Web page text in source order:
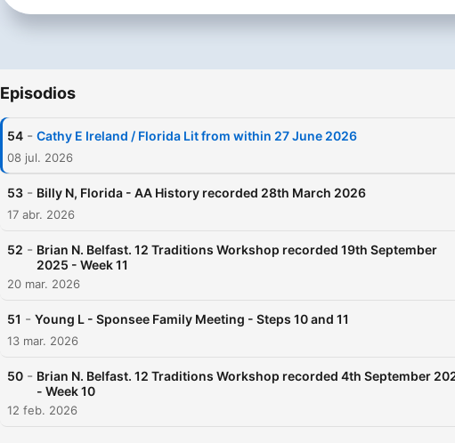
what we are like now.
If you are looking for a
you the willingness to reach
experiences...
Episodios
54 - Cathy E Ireland / Florida Lit from within 27 June 2026
08 jul. 2026
53 - Billy N, Florida - AA History recorded 28th March 2026
17 abr. 2026
52 - Brian N. Belfast. 12 Traditions Workshop recorded 19th September
2025 - Week 11
20 mar. 2026
51 - Young L - Sponsee Family Meeting - Steps 10 and 11
13 mar. 2026
50 - Brian N. Belfast. 12 Traditions Workshop recorded 4th September
- Week 10
12 feb. 2026